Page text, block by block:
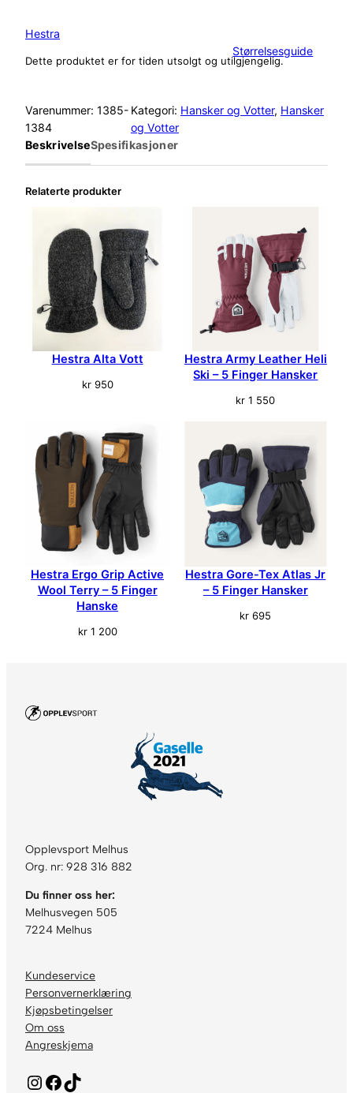
Hestra
Størrelsesguide
Dette produktet er for tiden utsolgt og utilgjengelig.
Varenummer: 1385-
1384
Kategori: Hansker og Votter, Hansker
og Votter
BeskrivelseSpesifikasjoner
Relaterte produkter
Hestra Alta Vott
kr950
Hestra Army Leather Heli
Ski – 5 Finger Hansker
kr 1 550
Hestra Ergo Grip Active
Wool Terry – 5 Finger
Hanske
kr1 200
Hestra Gore-Tex Atlas Jr
– 5 Finger Hansker
kr 695
Opplevsport Melhus
Org. nr: 928 316 882
Du finner oss her:
Melhusvegen 505
7224 Melhus
Kundeservice
Personvernerklæring
Kjøpsbetingelser
Om oss
Angreskjema
Instagram Facebook TikTok